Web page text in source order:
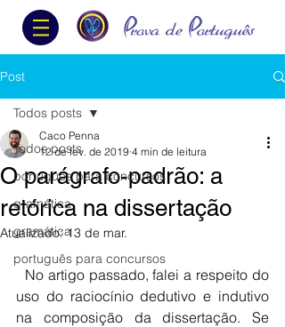
Post
Todos posts
português para concursos
gramática
gramática
português para concursos
Todos posts
O parágrafo-padrão: a
retórica na dissertação
Caco Penna
12 de fev. de 2019 4 min de leitura
Atualizado:13 de mar.
No artigo passado, falei a respeito do
uso do raciocínio dedutivo e indutivo
na composição da dissertação. Se